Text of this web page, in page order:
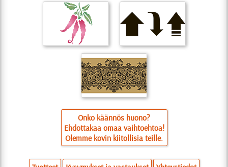
Onko käännös huono?
Ehdottakaa omaa vaihtoehtoa!
Olemme kovin kiitollisia teille.